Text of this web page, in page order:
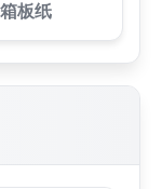
箱板纸